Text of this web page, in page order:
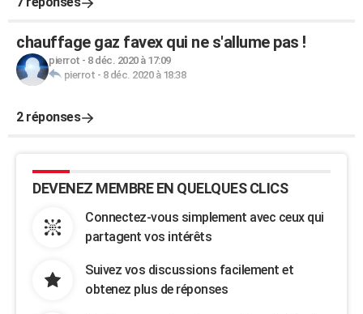
chauffage gaz favex qui ne s'allume pas !
pierrot - 8 déc. 2020 à 17:09
pierrot - 8 déc. 2020 à 18:38
2 réponses
DEVENEZ MEMBRE EN QUELQUES CLICS
Connectez-vous simplement avec ceux qui
partagent vos intérêts
Suivez vos discussions facilement et
obtenez plus de réponses